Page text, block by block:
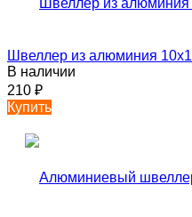
Швеллер из алюминия
В наличии
210 ₽
Купить